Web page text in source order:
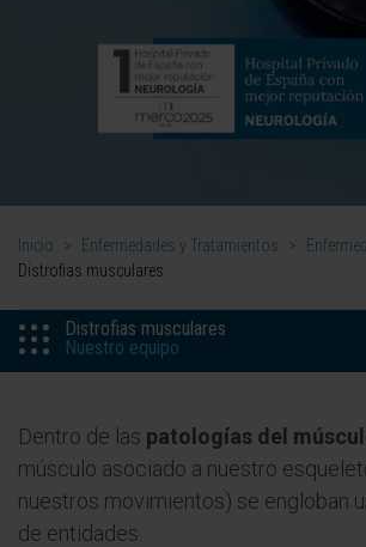
Inicio > Enfermedades y Tratamientos >
Distrofias musculares
Distrofias musculares
Nuestro equipo
Dentro de las patologías del
músculo asociado a nuestro
nuestros movimientos) se engloban
de entidades.